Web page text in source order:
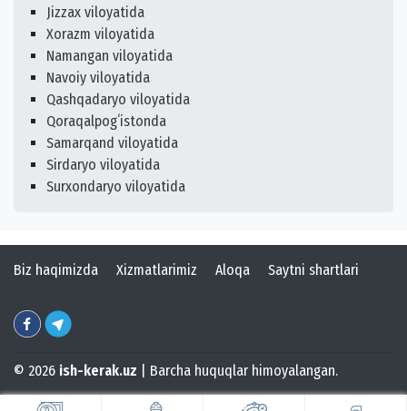
Jizzax viloyatida
Xorazm viloyatida
Namangan viloyatida
Navoiy viloyatida
Qashqadaryo viloyatida
Qoraqalpogʻistonda
Samarqand viloyatida
Sirdaryo viloyatida
Surxondaryo viloyatida
Biz haqimizda Xizmatlarimiz Aloqa Saytni shartlari
© 2026 ish-kerak.uz | Barcha huquqlar himoyalangan.